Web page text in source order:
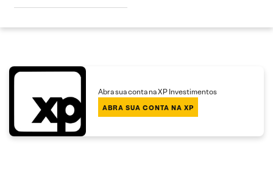
Abra sua conta na XP Investimentos
ABRA SUA CONTA NA XP